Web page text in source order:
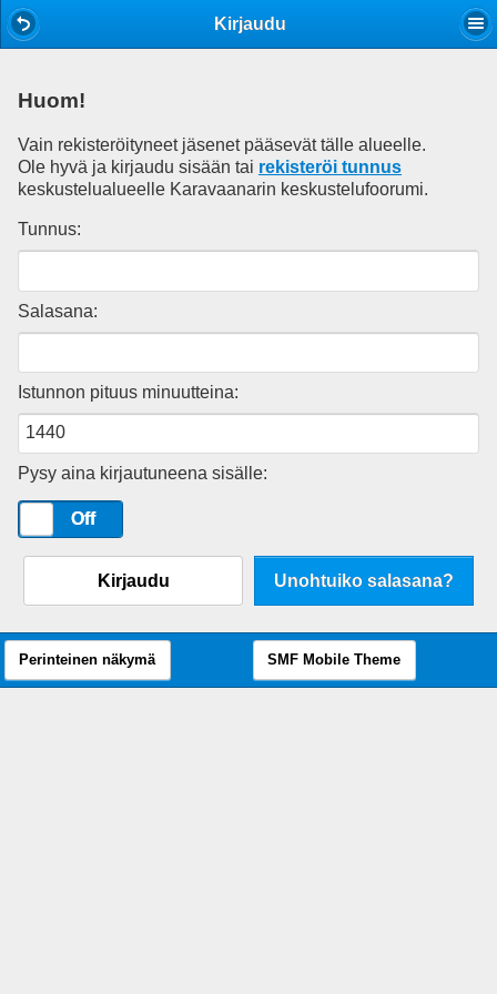
Kirjaudu
Huom!
Vain rekisteröityneet jäsenet pääsevät tälle alueelle.
Ole hyvä ja kirjaudu sisään tai rekisteröi tunnus
keskustelualueelle Karavaanarin keskustelufoorumi.
Tunnus:
Salasana:
Istunnon pituus minuutteina:
Pysy aina kirjautuneena sisälle:
Off
Kirjaudu Unohtuiko salasana?
Perinteinen näkymä SMF Mobile Theme